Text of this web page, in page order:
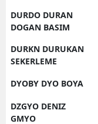
DURDO DURAN
DOGAN BASIM
DURKN DURUKAN
SEKERLEME
DYOBY DYO BOYA
DZGYO DENIZ
GMYO